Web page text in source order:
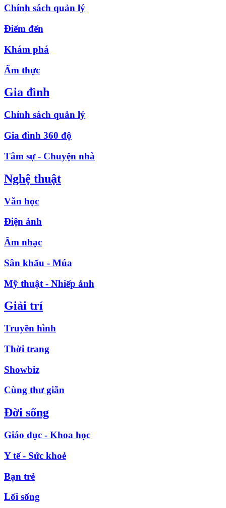
Chính sách quản lý
Điểm đến
Khám phá
Ẩm thực
Gia đình
Chính sách quản lý
Gia đình 360 độ
Tâm sự - Chuyện nhà
Nghệ thuật
Văn học
Điện ảnh
Âm nhạc
Sân khấu - Múa
Mỹ thuật - Nhiếp ảnh
Giải trí
Truyền hình
Thời trang
Showbiz
Cùng thư giãn
Đời sống
Giáo dục - Khoa học
Y tế - Sức khoẻ
Bạn trẻ
Lối sống